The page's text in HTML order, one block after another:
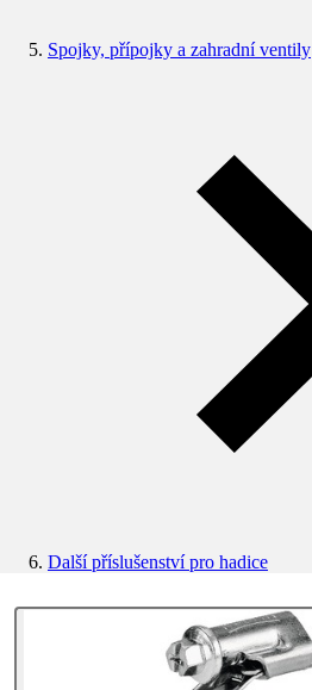
Spojky, přípojky a zahradní ventily
Další příslušenství pro hadice